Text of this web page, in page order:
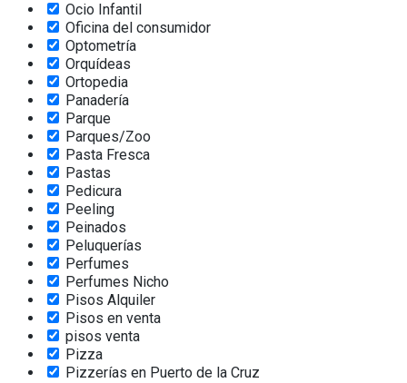
Ocio Infantil
Oficina del consumidor
Optometría
Orquídeas
Ortopedia
Panadería
Parque
Parques/Zoo
Pasta Fresca
Pastas
Pedicura
Peeling
Peinados
Peluquerías
Perfumes
Perfumes Nicho
Pisos Alquiler
Pisos en venta
pisos venta
Pizza
Pizzerías en Puerto de la Cruz